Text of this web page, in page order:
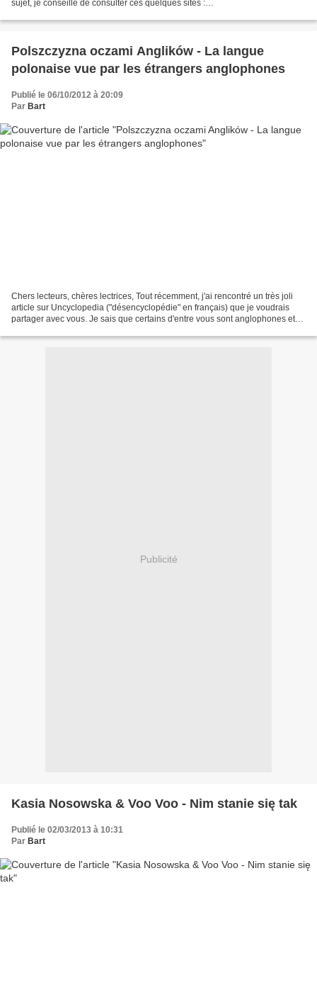
sujet, je conseille de consulter ces quelques sites :
pologne...
Polszczyzna oczami Anglików - La langue
polonaise vue par les étrangers anglophones
Publié le 06/10/2012 à 20:09
Par Bart
Chers lecteurs, chères lectrices, Tout récemment, j'ai rencontré un très joli
article sur Uncyclopedia ("désencyclopédie" en français) que je voudrais
partager avec vous. Je sais que certains d'entre vous sont anglophones et
Publicité
Kasia Nosowska & Voo Voo - Nim stanie się tak
Publié le 02/03/2013 à 10:31
Par Bart